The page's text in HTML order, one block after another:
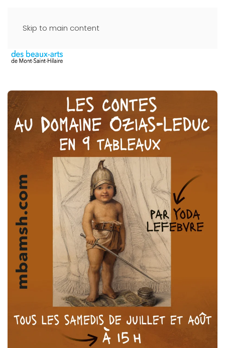
Skip to main content